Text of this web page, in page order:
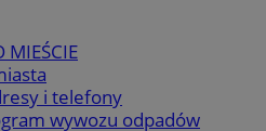
MIEŚCIE
i telefony
wywozu odpadów